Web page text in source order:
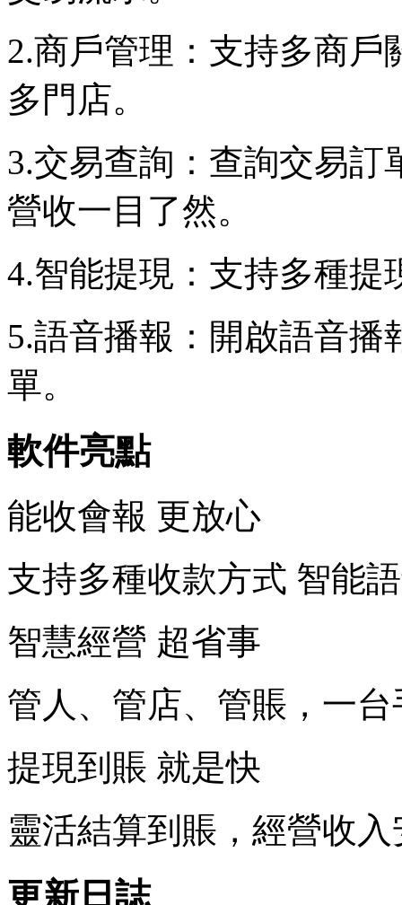
2.商戶管理：支持多商
多門店。
3.交易查詢：查詢交易
營收一目了然。
4.智能提現：支持多種提
5.語音播報：開啟語音
單。
軟件亮點
能收會報 更放心
支持多種收款方式 智能
智慧經營 超省事
管人、管店、管賬，一
提現到賬 就是快
靈活結算到賬，經營收
更新日誌